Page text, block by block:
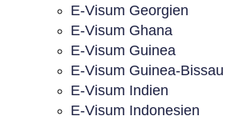
E-Visum Georgien
E-Visum Ghana
E-Visum Guinea
E-Visum Guinea-Bissau
E-Visum Indien
E-Visum Indonesien